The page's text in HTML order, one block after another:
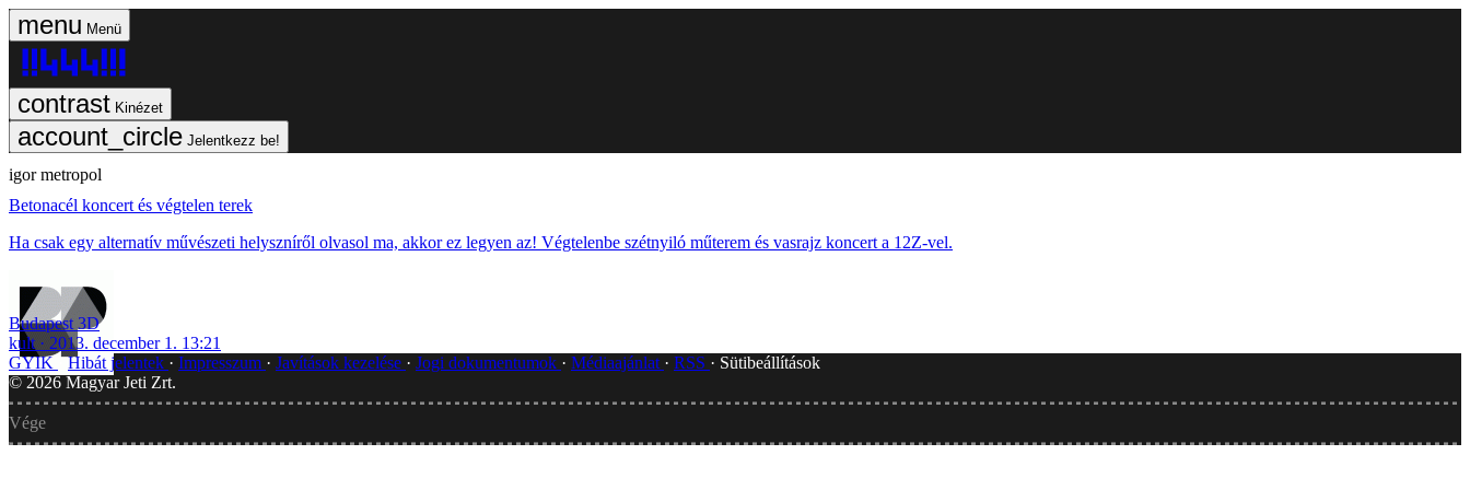
Menü
Kinézet
Jelentkezz be!
igor metropol
Betonacél koncert és végtelen terek
Ha csak egy alternatív művészeti helyszníről olvasol ma, akkor ez legyen az! Végtelenbe szétnyiló műterem és vasrajz koncert a 12Z-vel.
Budapest 3D
kult
2013. december 1. 13:21
GYIK
Hibát jelentek Impresszum Javítások kezelése Jogi dokumentumok Médiaajánlat RSS
Sütibeállítások
© 2026 Magyar Jeti Zrt.
Vége